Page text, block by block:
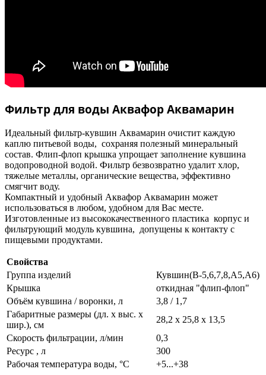
Фильтр для воды Аквафор Аквамарин
Идеальный фильтр-кувшин Аквамарин очистит каждую
каплю питьевой воды, сохраняя полезный минеральный
состав. Флип-флоп крышка упрощает заполнение кувшина
водопроводной водой. Фильтр безвозвратно удалит хлор,
тяжелые металлы, органические вещества, эффективно
смягчит воду.
Компактный и удобный Аквафор Аквамарин может
использоваться в любом, удобном для Вас месте.
Изготовленные из высококачественного пластика корпус и
фильтрующий модуль кувшина, допущены к контакту с
пищевыми продуктами.
Свойства
Группа изделий
Кувшин(В-5,6,7,8,А5,А6)
Крышка
откидная "флип-флоп"
Объём кувшина / воронки, л
3,8 / 1,7
Габаритные размеры (дл. х выс. х
шир.), см
28,2 х 25,8 х 13,5
Скорость фильтрации, л/мин
0,3
Ресурс , л
300
Рабочая температура воды, °C
+5...+38